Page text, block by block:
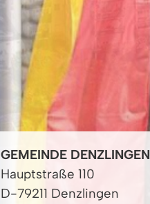
GEMEINDE DENZLINGEN
Hauptstraße 110
D-79211 Denzlingen